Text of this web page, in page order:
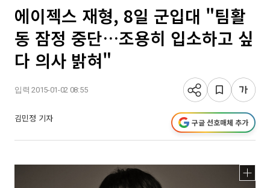
에이젝스 재형, 8일 군입대 "팀활
동 잠정 중단…조용히 입소하고 싶
다 의사 밝혀"
입력 2015-01-02 08:55
김민정 기자 구글 선호매체 추가